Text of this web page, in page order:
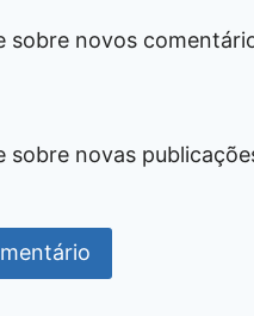
sobre novos
sobre novas